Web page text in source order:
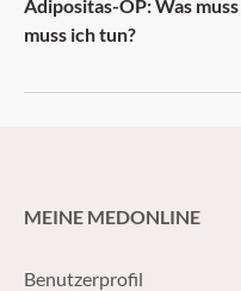
Adipositas-OP: Was
muss ich tun?
MEINE MEDONLINE
Benutzerprofil